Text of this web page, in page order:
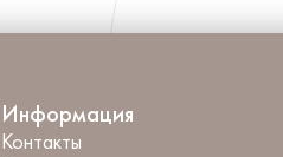
Информация
Контакты